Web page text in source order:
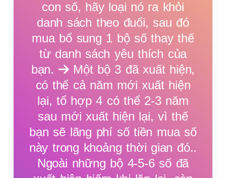
8
9
0
0
8
9
0
0
8
9
0
0
8
9
0
0
8
9
0
0
con số, hãy loại nó ra khỏi
danh sách theo đuổi, sau đó
mua bổ sung 1 bộ số thay thế
từ danh sách yêu thích của
bạn.
Một bộ 3 đã xuất hiện,
có thể cả năm mới xuất hiện
lại, tổ hợp 4 có thể 2-3 năm
sau mới xuất hiện lại, vì thế
bạn sẽ lãng phí số tiền mua số
này trong khoảng thời gian đó..
Ngoài những bộ 4-5-6 số đã